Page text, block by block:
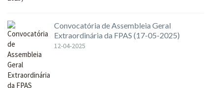
Convocatória de Assembleia Geral
Extraordinária da FPAS (17-05-2025)
12-04-2025